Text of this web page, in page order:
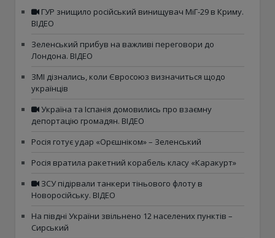
ГУР знищило російський винищувач МіГ-29 в Криму.
ВІДЕО
Зеленський прибув на важливі переговори до
Лондона. ВІДЕО
ЗМІ дізнались, коли Євросоюз визначиться щодо
українців
Україна та Іспанія домовились про взаємну
депортацію громадян. ВІДЕО
Росія готує удар «Орєшніком» – Зеленський
Росія вратила ракетний корабель класу «Каракурт»
ЗСУ підірвали танкери тіньового флоту в
Новоросійську. ВІДЕО
На півдні України звільнено 12 населених пунктів –
Сирський